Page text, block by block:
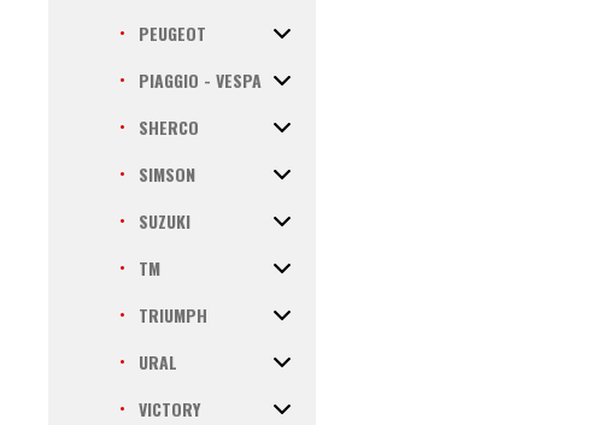
PEUGEOT
PIAGGIO - VESPA
SHERCO
SIMSON
SUZUKI
TM
TRIUMPH
URAL
VICTORY